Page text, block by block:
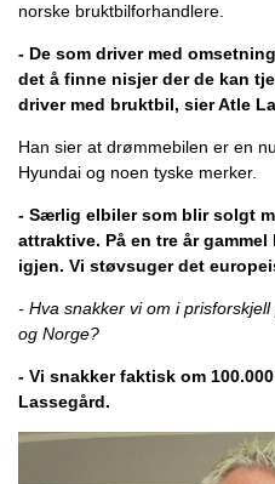
norske bruktbilforhandlere.
- De som driver med
det å finne nisjer der de kan
driver med bruktbil, sier Atle
Han sier at drømmebilen er en
Hyundai og noen tyske merker.
- Særlig elbiler som blir solgt
attraktive. På en tre år
igjen. Vi støvsuger det
- Hva snakker vi om i
og Norge?
- Vi snakker faktisk om
Lassegård.